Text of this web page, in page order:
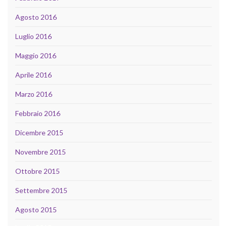
Agosto 2016
Luglio 2016
Maggio 2016
Aprile 2016
Marzo 2016
Febbraio 2016
Dicembre 2015
Novembre 2015
Ottobre 2015
Settembre 2015
Agosto 2015